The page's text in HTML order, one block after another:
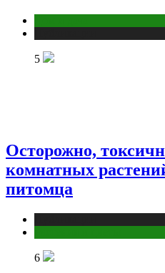
5
Осторожно,
комнатных
питомца
6